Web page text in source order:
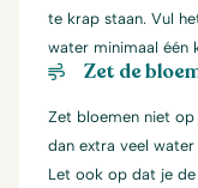
te krap staan. Vul
water minimaal één
Zet de
Zet bloemen niet
dan extra veel
Let ook op dat je